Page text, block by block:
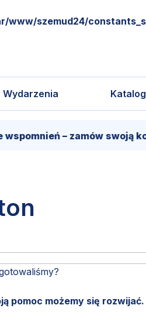
www/szemud24/
Wydarzenia
– zamów swoją kopię!
pomoc możemy się rozwijać.